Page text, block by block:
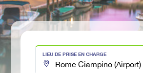
LIEU DE PRISE EN CHARGE